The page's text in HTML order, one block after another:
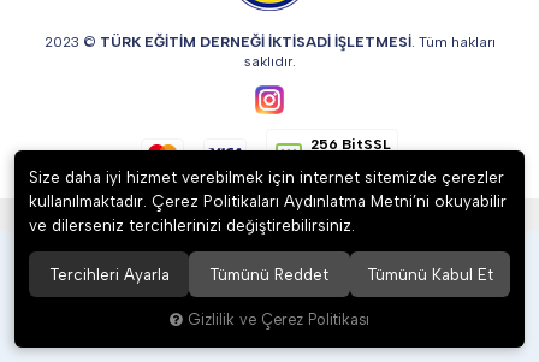
KUPALAR
TERMOS & FİNCAN
2023 © TÜRK EĞİTİM DERNEĞİ İKTİSADİ İŞLETMESİ. Tüm hakları
saklıdır.
256 BitSSL
Hipotenüs® Yeni Nesil E-Ticaret Sistemleri ile Hazırlanmıştır.
Size daha iyi hizmet verebilmek için internet sitemizde çerezler
kullanılmaktadır. Çerez Politikaları Aydınlatma Metni’ni okuyabilir
ve dilerseniz tercihlerinizi değiştirebilirsiniz.
Tercihleri Ayarla Tümünü Reddet Tümünü Kabul Et
Gizlilik ve Çerez Politikası